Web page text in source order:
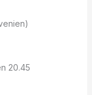
20.45